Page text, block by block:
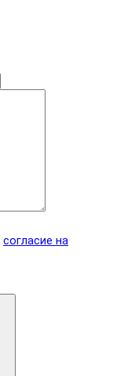
согласие на